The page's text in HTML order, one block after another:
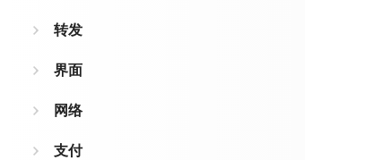
转发
界面
网络
支付